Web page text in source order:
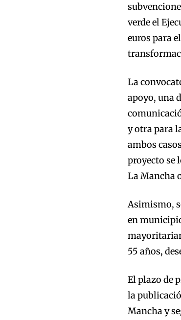
verde el
euros para
La
apoyo, una
y otra para
ambos
proyecto se
La Mancha
Asimismo,
en
55 años,
El plazo de
la
Mancha y